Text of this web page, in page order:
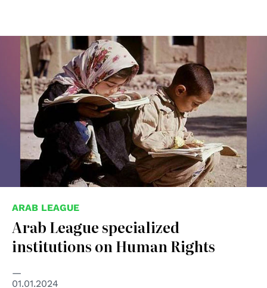
© UNESCO
ARAB LEAGUE
Arab League specialized
institutions on Human Rights
01.01.2024